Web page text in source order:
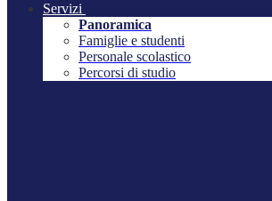
Servizi
Panoramica
Famiglie e studenti
Personale scolastico
Percorsi di studio